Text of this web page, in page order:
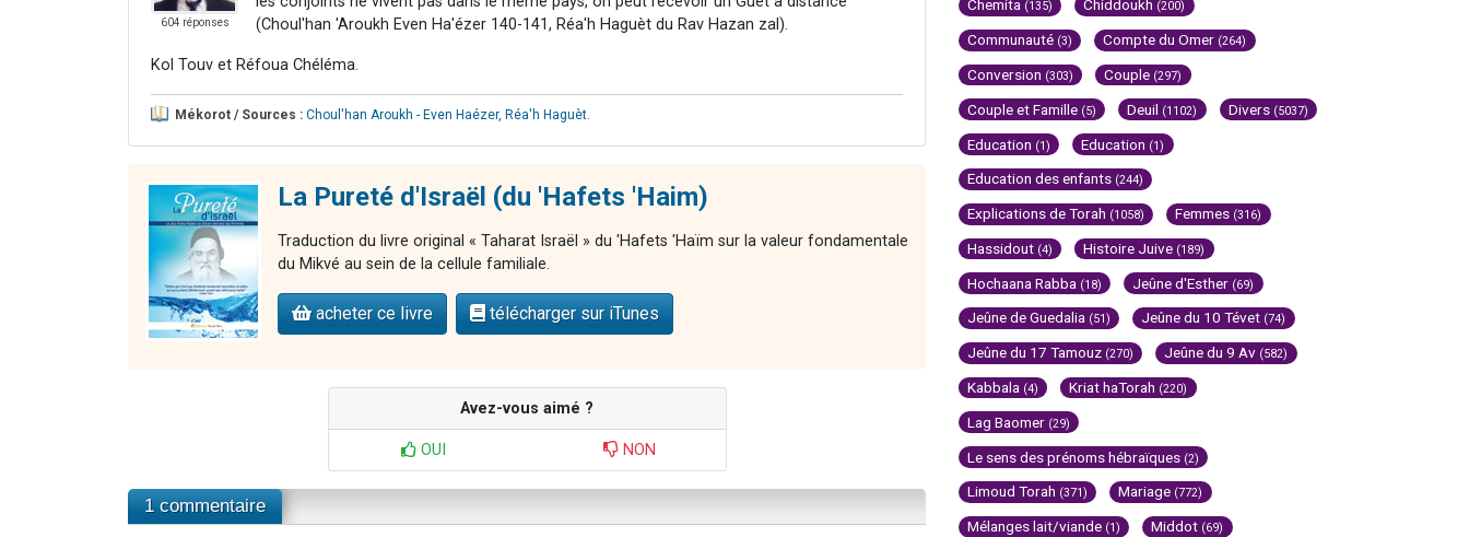
604 réponses
(Choul'han 'Aroukh Even Ha'ézer 140-141, Réa'h Haguèt du Rav Hazan zal).
Kol Touv et Réfoua Chéléma.
Mékorot / Sources : Choul'han Aroukh - Even Haézer, Réa'h Haguèt
La Pureté d'Israël (du 'Hafets 'Haim)
Traduction du livre original « Taharat Israël » du 'Hafets 'Haïm sur la valeur fondamentale
du Mikvé au sein de la cellule familiale.
acheter ce livre télécharger sur iTunes
Avez-vous aimé ?
OUI NON
1 commentaire
Chemita (135) Chiddoukh (200)
Communauté (3) Compte du Omer (264)
Conversion (303) Couple (297)
Couple et Famille (5) Deuil (1102) Divers (5037)
Education (1) Education (1)
Education des enfants (244)
Explications de Torah (1058) Femmes (316)
Hassidout (4) Histoire Juive (189)
Hochaana Rabba (18) Jeûne d'Esther (69)
Jeûne de Guedalia (51) Jeûne du 10 Tévet (74)
Jeûne du 17 Tamouz (270) Jeûne du 9 Av (582)
Kabbala (4) Kriat haTorah (220)
Lag Baomer (29)
Le sens des prénoms hébraïques (2)
Limoud Torah (371) Mariage (772)
Mélanges lait/viande (1) Middot (69)